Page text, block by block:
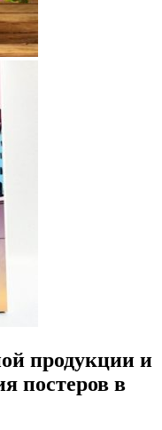
продукции и
постеров в